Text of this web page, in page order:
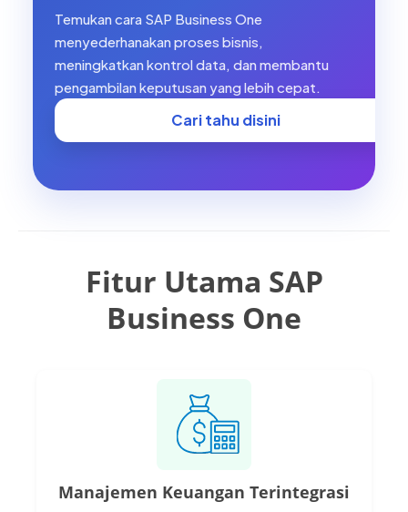
Temukan cara SAP Business One
menyederhanakan proses bisnis,
meningkatkan kontrol data, dan membantu
pengambilan keputusan yang lebih cepat.
Cari tahu disini
Fitur Utama SAP
Business One
Manajemen Keuangan Terintegrasi